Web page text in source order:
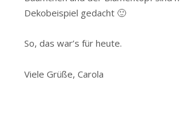
Dekobeispiel gedacht 🙂
So, das war’s für heute.
Viele Grüße, Carola